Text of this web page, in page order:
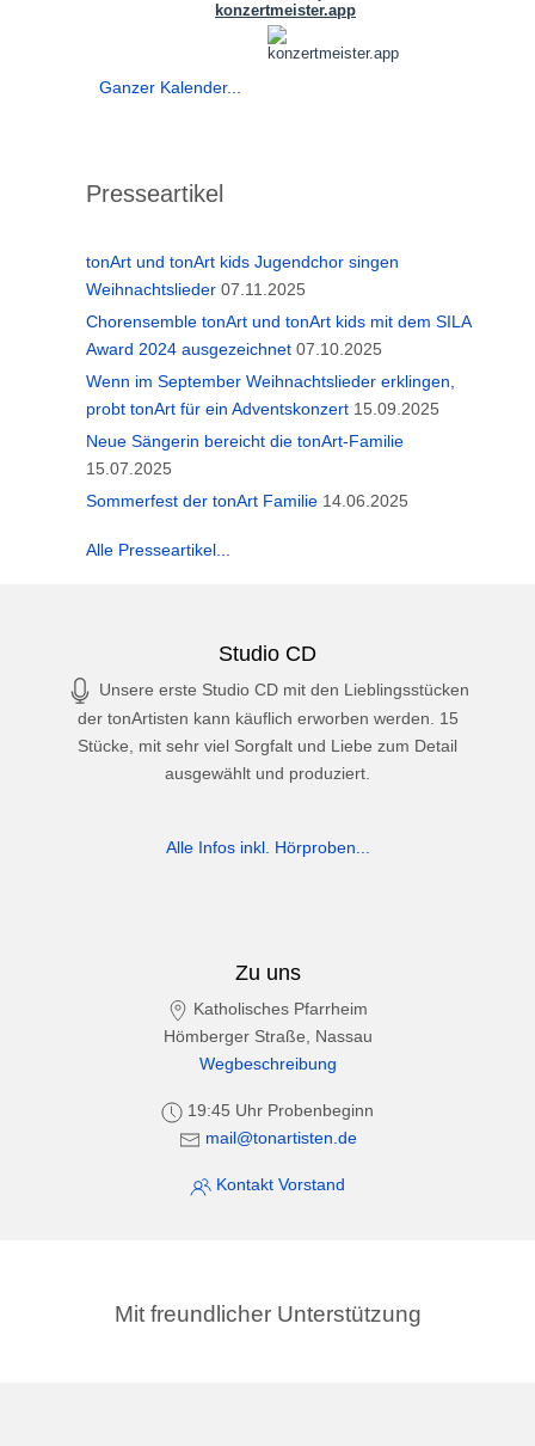
Ganzer Kalender...
Presseartikel
tonArt und tonArt kids Jugendchor singen
Weihnachtslieder 07.11.2025
Chorensemble tonArt und tonArt kids mit dem SILA
Award 2024 ausgezeichnet 07.10.2025
Wenn im September Weihnachtslieder erklingen,
probt tonArt für ein Adventskonzert 15.09.2025
Neue Sängerin bereicht die tonArt-Familie
15.07.2025
Sommerfest der tonArt Familie 14.06.2025
Alle Presseartikel...
Studio CD
Unsere erste Studio CD mit den Lieblingsstücken
der tonArtisten kann käuflich erworben werden. 15
Stücke, mit sehr viel Sorgfalt und Liebe zum Detail
ausgewählt und produziert.
Alle Infos inkl. Hörproben...
Zu uns
Katholisches Pfarrheim
Hömberger Straße, Nassau
Wegbeschreibung
19:45 Uhr Probenbeginn
mail@tonartisten.de
Kontakt Vorstand
Mit freundlicher Unterstützung